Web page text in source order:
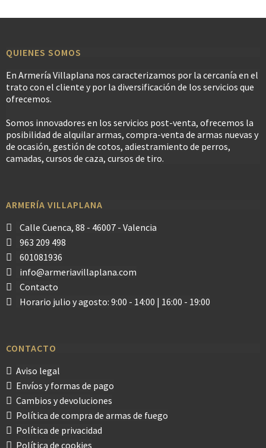
QUIENES SOMOS
En Armería Villaplana nos caracterizamos por la cercanía en el
trato con el cliente y por la diversificación de los servicios que
ofrecemos.
Somos innovadores en los servicios post-venta, ofrecemos la
posibilidad de alquilar armas, compra-venta de armas nuevas y
de ocasión, gestión de cotos, adiestramiento de perros,
camadas, cursos de caza, cursos de tiro.
ARMERÍA VILLAPLANA
Calle Cuenca, 88 - 46007 - Valencia
963 209 498
601081936
info@armeriavillaplana.com
Contacto
Horario julio y agosto: 9:00 - 14:00 | 16:00 - 19:00
CONTACTO
Aviso legal
Envíos y formas de pago
Cambios y devoluciones
Política de compra de armas de fuego
Política de privacidad
Política de cookies